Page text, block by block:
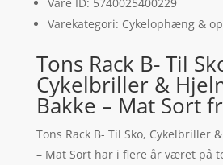
Varekategori: Cykelophæng &
Tons Rack B- Til
Cykelbriller &
Bakke – Mat Sort
Tons Rack B- Til Sko, Cykelbriller
– Mat Sort har i flere år været på